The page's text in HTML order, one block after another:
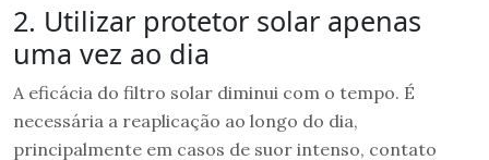
2. Utilizar protetor solar apenas
uma vez ao dia
A eficácia do filtro solar diminui com o tempo. É
necessária a reaplicação ao longo do dia,
principalmente em casos de suor intenso, contato